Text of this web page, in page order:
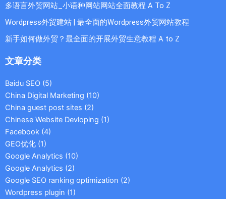
多语言外贸网站_小语种网站网站全面教程 A To Z
Wordpress外贸建站 | 最全面的Wordpress外贸网站教程
新手如何做外贸？最全面的开展外贸生意教程 A to Z
文章分类
Baidu SEO (5)
China Digital Marketing (10)
China guest post sites (2)
Chinese Website Devloping (1)
Facebook (4)
GEO优化 (1)
Google Analytics (10)
Google Analytics (2)
Google SEO ranking optimization (2)
Wordpress plugin (1)